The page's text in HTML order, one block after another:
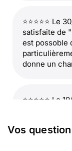
⭐⭐⭐⭐⭐
satisfaite de
est possoble
donne un
⭐⭐⭐⭐⭐ Le
Vos